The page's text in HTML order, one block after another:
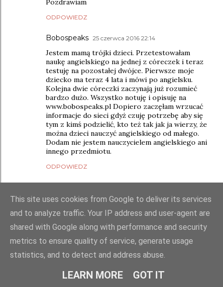
Pozdrawiam
ODPOWIEDZ
Bobospeaks 25 czerwca 2016 22:14
Jestem mamą trójki dzieci. Przetestowałam
naukę angielskiego na jednej z córeczek i teraz
testuję na pozostałej dwójce. Pierwsze moje
dziecko ma teraz 4 lata i mówi po angielsku.
Kolejna dwie córeczki zaczynają już rozumieć
bardzo dużo. Wszystko notuję i opisuję na
www.bobospeaks.pl Dopiero zaczęłam wrzucać
informacje do sieci gdyż czuję potrzebę aby się
tym z kimś podzielić, kto też tak jak ja wierzy, że
można dzieci nauczyć angielskiego od małego.
Dodam nie jestem nauczycielem angielskiego ani
innego przedmiotu.
ODPOWIEDZ
Ale czytacie dzieciaczkom książki po angielsku?
Nie pytają się co chwilę a co to znaczy albo a co
to jest?
Ania 22 listopada 2016 20:26
mój nie pytał, bo jeszcze nie mówił po
polsku ;)
This site uses cookies from Google to deliver its services
and to analyze traffic. Your IP address and user-agent are
shared with Google along with performance and security
metrics to ensure quality of service, generate usage
statistics, and to detect and address abuse.
LEARN MORE GOT IT